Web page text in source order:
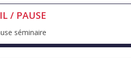
/ PAUSE
séminaire